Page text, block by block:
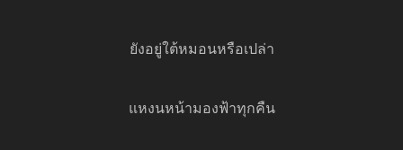
ยังอยู่ใต้หมอนหรือเปล่า
แหงนหน้ามองฟ้าทุกคืน